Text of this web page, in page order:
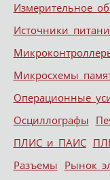
Измерительное
Источники
Микросхемы
Операционные
Осциллографы
ПЛИС и ПАИС
Разъемы Рынок